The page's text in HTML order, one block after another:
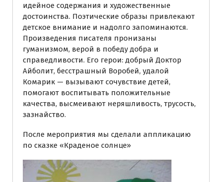
идейное содержания и художественные
достоинства. Поэтические образы привлекают
детское внимание и надолго запоминаются.
Произведения писателя пронизаны
гуманизмом, верой в победу добра и
справедливости. Его герои: добрый Доктор
Айболит, бесстрашный Воробей, удалой
Комарик — вызывают сочувствие детей,
помогают воспитывать положительные
качества, высмеивают неряшливость, трусость,
зазнайство.
После мероприятия мы сделали аппликацию
по сказке «Краденое солнце»